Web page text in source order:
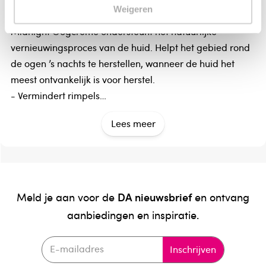
Weigeren
Midnight Oogcrème ondersteunt het natuurlijke
vernieuwingsproces van de huid. Helpt het gebied rond
de ogen ’s nachts te herstellen, wanneer de huid het
meest ontvankelijk is voor herstel.
- Vermindert rimpels
- Vermindert verslapte oogleden
Alcohol denat., Butyrospermum parkii butter / shea
butter, Squalane, Cetyl alcohol, Stearic acid, Palmitic
acid, Glyceryl stearate, Peg-100 stearate, Peg-20
stearate, Saccharomyces/xylum/black tea ferment,
Cera alba / beeswax, Octyldodecanol, Hydrolyzed soy
Lees meer
Meld je aan voor de DA nieuwsbriefen ontvang
aanbiedingen en inspiratie.
Inschrijven